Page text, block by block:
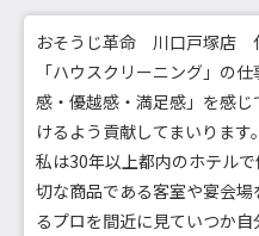
おそうじ革命 川口戸塚店
「ハウスクリーニング」の
感・優越感・満足感」を感
けるよう貢献してまいります。
私は30年以上都内のホテル
切な商品である客室や宴会
るプロを間近に見ていつか